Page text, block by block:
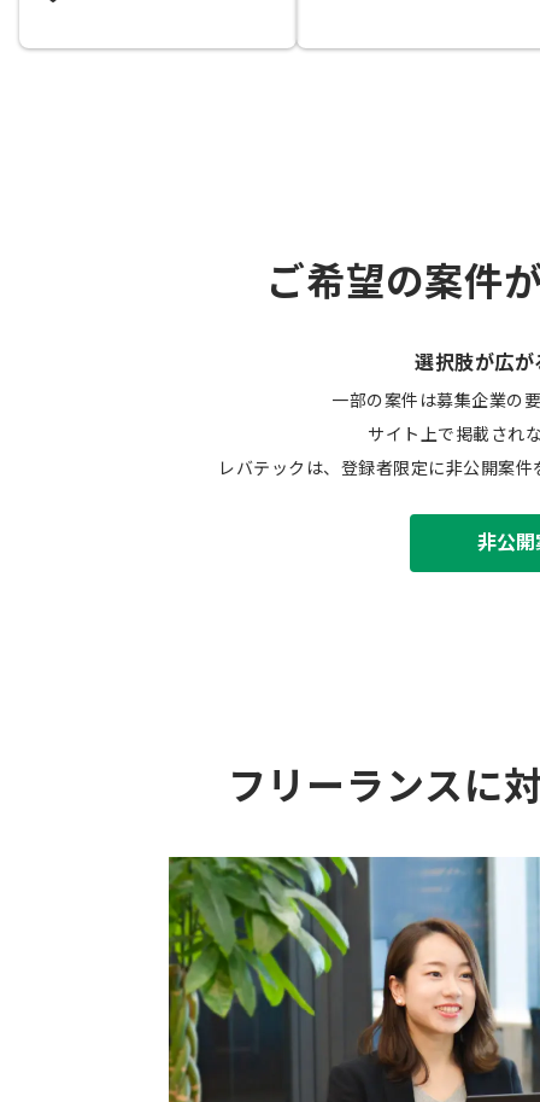
ご希望の案件
選択肢が広が
一部の案件は募集企業の
サイト上で掲載され
レバテックは、登録者限定に非公開案
非公
フリーランスに